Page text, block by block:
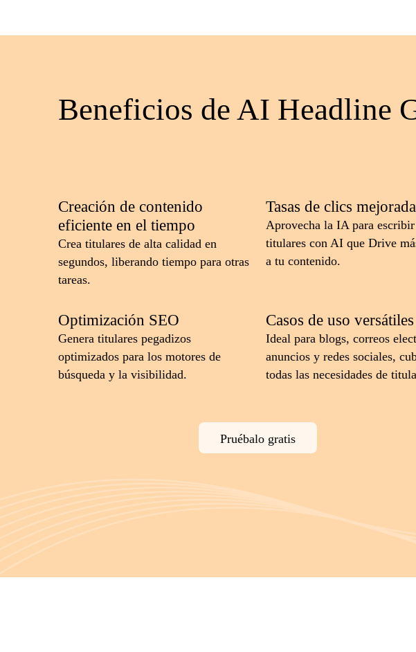
Beneficios de AI Headline
Creación de contenido
eficiente en el tiempo
Crea titulares de alta calidad en
segundos, liberando tiempo para otras
tareas.
Tasas de clics
Aprovecha la IA para escribir
titulares con AI que Drive
a tu contenido.
Optimización SEO
Genera titulares pegadizos
optimizados para los motores de
búsqueda y la visibilidad.
Casos de uso versátiles
Ideal para blogs, correos
anuncios y redes sociales,
todas las necesidades de
Pruébalo gratis